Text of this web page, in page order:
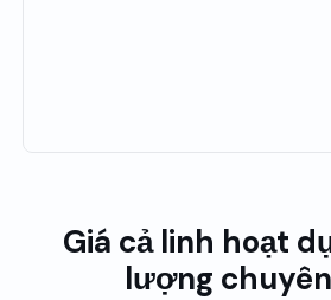
Giá cả linh hoạt
lượng